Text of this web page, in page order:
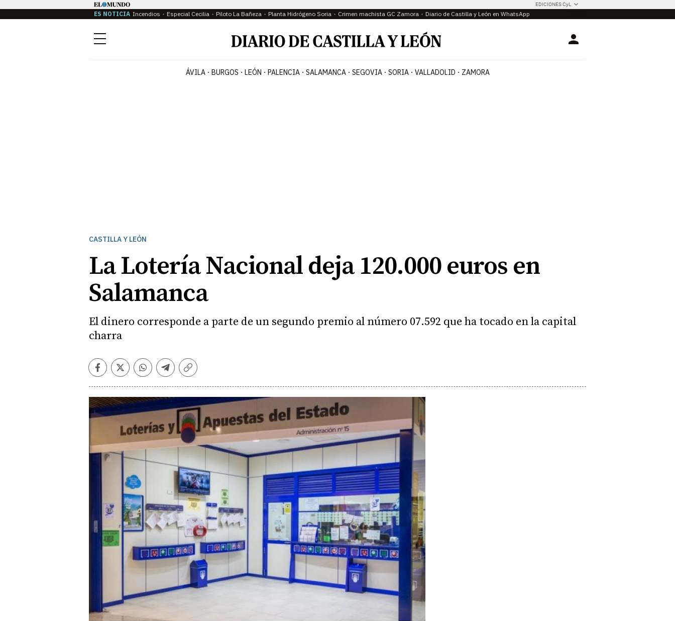
EDICIONES CyL
ES NOTICIA Incendios Especial Cecilia Piloto La Bañeza Planta Hidrógeno Soria Crimen machista GC Zamora Diario de Castilla y León en WhatsApp
Menú Login
ÁVILA BURGOS LEÓN PALENCIA SALAMANCA SEGOVIA SORIA VALLADOLID ZAMORA
CASTILLA Y LEÓN
La Lotería Nacional deja 120.000 euros en
Salamanca
El dinero corresponde a parte de un segundo premio al número 07.592 que ha tocado en la capital
charra
Facebook
TwitterWhatsapp
Telegram
Copiar